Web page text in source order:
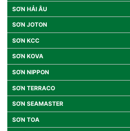
SƠN HẢI ÂU
SƠN JOTON
SƠN KCC
SƠN KOVA
SƠN NIPPON
SƠN TERRACO
SƠN SEAMASTER
SƠN TOA